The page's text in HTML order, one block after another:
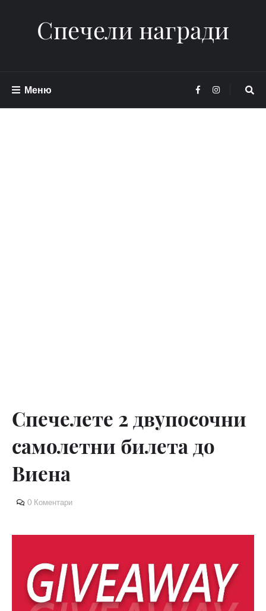
Спечели награди
Меню
Спечелете 2 двупосочни
самолетни билета до
Виена
0 Коментари